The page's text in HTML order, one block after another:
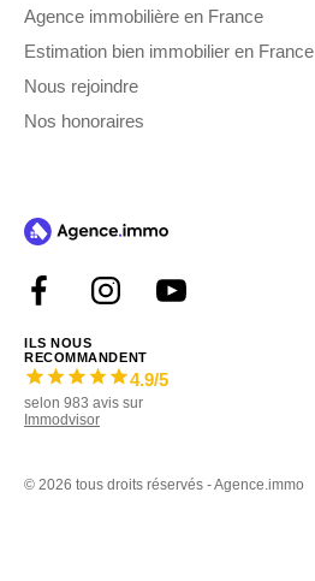
Agence immobilière en France
Estimation bien immobilier en France
Nous rejoindre
Nos honoraires
ILS NOUS
RECOMMANDENT
4.9/5
selon 983 avis sur
Immodvisor
© 2026 tous droits réservés - Agence.immo